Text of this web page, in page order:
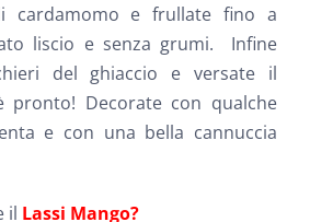
cardamomo e frullate fino a
liscio e senza grumi. Infine
del ghiaccio e versate il
pronto! Decorate con qualche
e con una bella cannuccia
il Lassi Mango?